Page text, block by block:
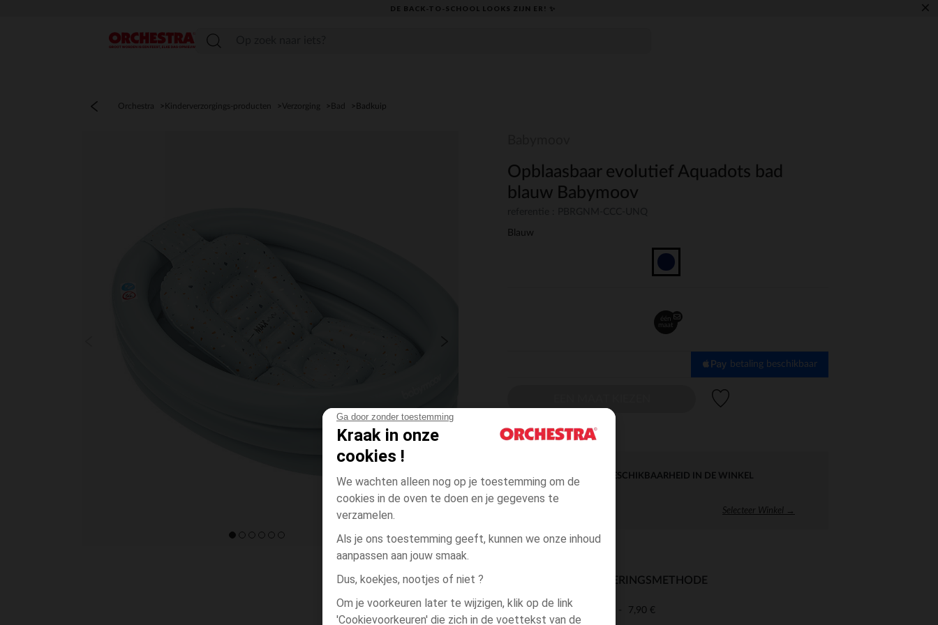
Ga door zonder toestemming
Kraak in onze
cookies !
We wachten alleen nog op je toestemming om de
cookies in de oven te doen en je gegevens te
verzamelen.
Als je ons toestemming geeft, kunnen we onze inhoud
aanpassen aan jouw smaak.
Dus, koekjes, nootjes of niet ?
Om je voorkeuren later te wijzigen, klik op de link
'Cookievoorkeuren' die zich in de voettekst van de
DE BACK-TO-SCHOOL LOOKS ZIJN ER! ✨ ×
menu
Orchestra Kinderverzorgings-producten Verzorging Bad Badkuip
Opblaasbaar evolutief Aquadots bad
blauw Babymoov
Blauw
één
maat
betaling beschikbaar
DIRECTE BESCHIKBAARHEID IN DE WINKEL
Selecteer Winkel →
BESCHIKBAARE LEVERINGSMETHODE
levering aan huis 7,90 €